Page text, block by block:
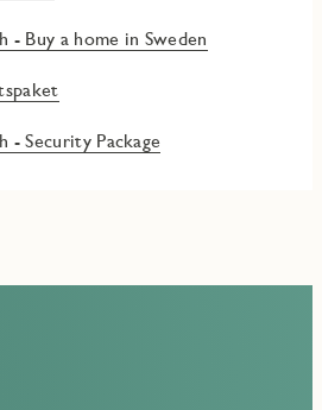
- Buy a home in Sweden
- Security Package